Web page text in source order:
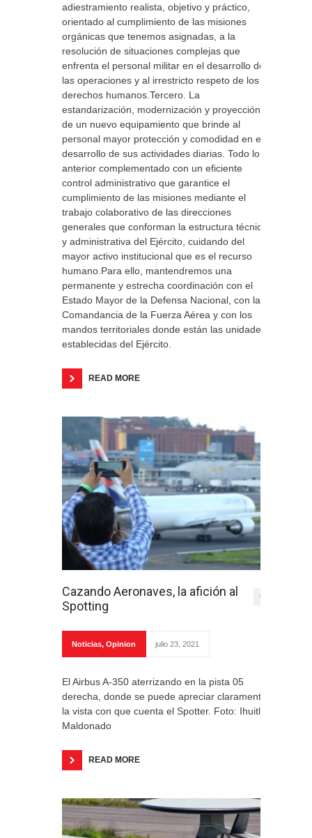
adiestramiento realista, objetivo y práctico,
orientado al cumplimiento de las misiones
orgánicas que tenemos asignadas, a la
resolución de situaciones complejas que
enfrenta el personal militar en el desarrollo de
las operaciones y al irrestricto respeto de los
derechos humanos.Tercero. La
estandarización, modernización y proyección
de un nuevo equipamiento que brinde al
personal mayor protección y comodidad en el
desarrollo de sus actividades diarias. Todo lo
anterior complementado con un eficiente
control administrativo que garantice el
cumplimiento de las misiones mediante el
trabajo colaborativo de las direcciones
generales que conforman la estructura técnica
y administrativa del Ejército, cuidando del
mayor activo institucional que es el recurso
humano.Para ello, mantendremos una
permanente y estrecha coordinación con el
Estado Mayor de la Defensa Nacional, con la
Comandancia de la Fuerza Aérea y con los
mandos territoriales donde están las unidades
establecidas del Ejército.
READ MORE
Cazando Aeronaves, la afición al
Spotting
0
Noticias, Opinion julio 23, 2021
El Airbus A-350 aterrizando en la pista 05
derecha, donde se puede apreciar claramente
la vista con que cuenta el Spotter. Foto: Ihuitl
Maldonado
READ MORE